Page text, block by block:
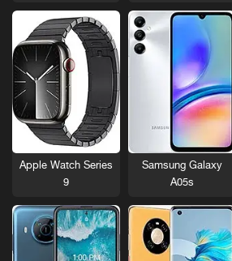
Samsung Galaxy
A05s
Apple Watch Series
9